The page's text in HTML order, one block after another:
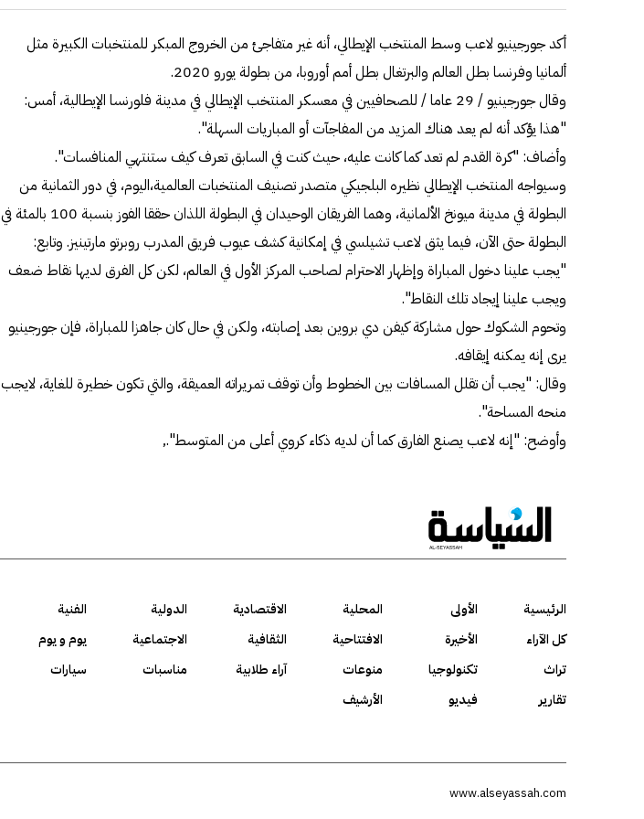
أكد جورجينيو لاعب وسط المنتخب الإيطالي، أنه غير متفاجئ من الخروج المبكر للمنتخبات الكبيرة مثل
ألمانيا وفرنسا بطل العالم والبرتغال بطل أمم أوروبا، من بطولة يورو 2020.
وقال جورجينيو / 29 عاما / للصحافيين في معسكر المنتخب الإيطالي في مدينة فلورنسا الإيطالية، أمس:
"هذا يؤكد أنه لم يعد هناك المزيد من المفاجآت أو المباريات السهلة".
وأضاف: "كرة القدم لم تعد كما كانت عليه، حيث كنت في السابق تعرف كيف ستنتهي المنافسات".
وسيواجه المنتخب الإيطالي نظيره البلجيكي متصدر تصنيف المنتخبات العالمية،اليوم، في دور الثمانية من
البطولة في مدينة ميونخ الألمانية، وهما الفريقان الوحيدان في البطولة اللذان حققا الفوز بنسبة 100 بالمئة في
البطولة حتى الآن، فيما يثق لاعب تشيلسي في إمكانية كشف عيوب فريق المدرب روبرتو مارتينيز. وتابع:
"يجب علينا دخول المباراة وإظهار الاحترام لصاحب المركز الأول في العالم، لكن كل الفرق لديها نقاط ضعف
ويجب علينا إيجاد تلك النقاط".
وتحوم الشكوك حول مشاركة كيفن دي بروين بعد إصابته، ولكن في حال كان جاهزا للمباراة، فإن جورجينيو
يرى إنه يمكنه إيقافه.
وقال: "يجب أن تقلل المسافات بين الخطوط وأن توقف تمريراته العميقة، والتي تكون خطيرة للغاية، لايجب
منحه المساحة".
وأوضح: "إنه لاعب يصنع الفارق كما أن لديه ذكاء كروي أعلى من المتوسط".٫
الرئيسية الأولى المحلية الاقتصادية الدولية الفنية
كل الآراء
الأخيرة الافتتاحية الثقافية الاجتماعية يوم و يوم
تراث
تكنولوجيا منوعات آراء طلابية مناسبات سيارات
تقارير
فيديو الأرشيف
www.alseyassah.com